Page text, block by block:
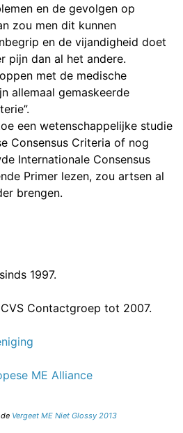
en de gevolgen op
zou men dit kunnen
en de vijandigheid doet
pijn dan al het andere.
met de medische
allemaal gemaskeerde
een wetenschappelijke studie
Consensus Criteria of nog
Internationale Consensus
Primer lezen, zou artsen al
brengen.
1997.
Contactgroep tot 2007.
ME Alliance
Vergeet ME Niet Glossy 2013